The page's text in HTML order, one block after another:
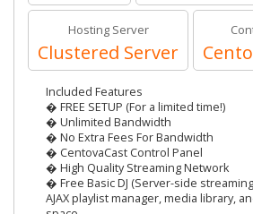
Hosting Server
Clustered Server
Included Features
� FREE SETUP (For a limited time!)
� Unlimited Bandwidth
� No Extra Fees For Bandwidth
� CentovaCast Control Panel
� High Quality Streaming Network
� Free Basic DJ (Server-side
AJAX playlist manager, media library,